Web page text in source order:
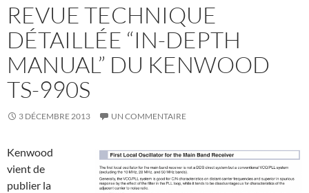
REVUE TECHNIQUE
DÉTAILLÉE “IN-DEPTH
MANUAL” DU KENWOOD
TS-990S
3 DÉCEMBRE 2013 UN COMMENTAIRE
Kenwood
vient de
publier la